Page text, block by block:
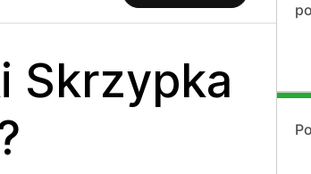
Skrzypka